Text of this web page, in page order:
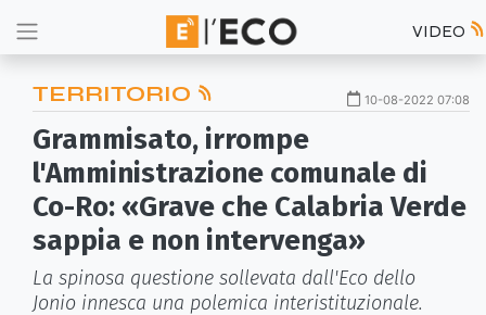
VIDEO
TERRITORIO 10-08-2022 07:08
Grammisato, irrompe
l'Amministrazione comunale di
Co-Ro: «Grave che Calabria Verde
sappia e non intervenga»
La spinosa questione sollevata dall'Eco dello
Jonio innesca una polemica interistituzionale.